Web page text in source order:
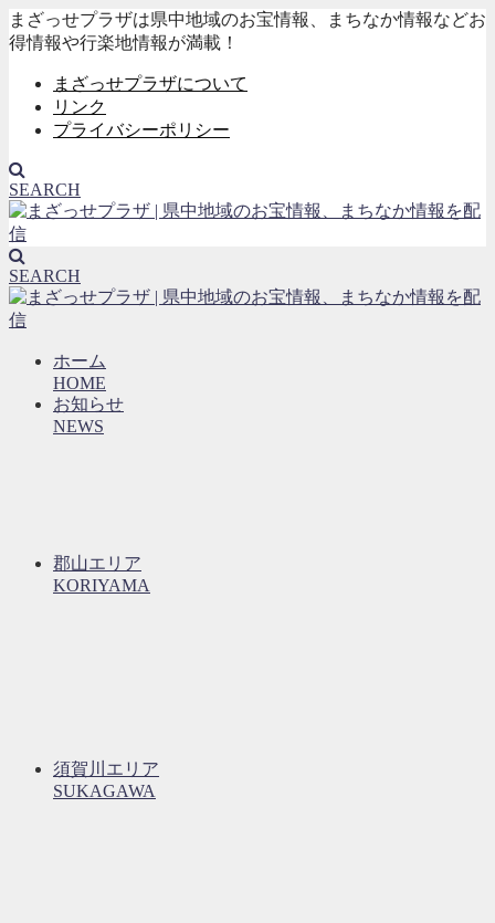
まざっせプラザは県中地域のお宝情報、まちなか情報などお
得情報や行楽地情報が満載！
まざっせプラザについて
リンク
プライバシーポリシー
SEARCH
SEARCH
ホーム
HOME
お知らせ
NEWS
郡山エリア
KORIYAMA
須賀川エリア
SUKAGAWA